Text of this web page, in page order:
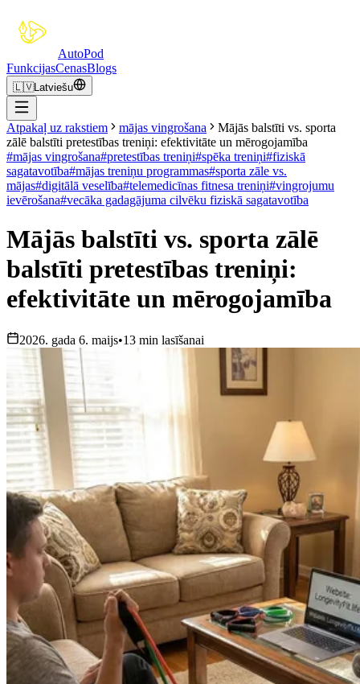
AutoPod
FunkcijasCenasBlogs
🇱🇻Latviešu
Atpakaļ uz rakstiem mājas vingrošana
Mājās balstīti vs. sporta
zālē balstīti pretestības treniņi: efektivitāte un mērogojamība
#mājas vingrošana#pretestības treniņi#spēka treniņi#fiziskā
sagatavotība#mājas treniņu programmas#sporta zāle vs.
mājas#digitālā veselība#telemedicīnas fitnesa treniņi#vingrojumu
ievērošana#vecāka gadagājuma cilvēku fiziskā sagatavotība
Mājās balstīti vs. sporta zālē
balstīti pretestības treniņi:
efektivitāte un mērogojamība
2026. gada 6. maijs•13 min lasīšanai